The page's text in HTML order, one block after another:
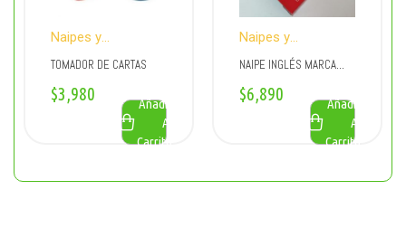
Naipes y
Accesorios para
TOMADOR DE CARTAS
$3,980
Añadir
Al
Carrito
Naipes y
Accesorios para
NAIPE INGLÉS MARCA
ROYAL PREMIUM
$6,890
Añadir
Al
Carrito